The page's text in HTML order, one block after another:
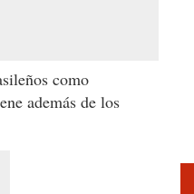
como
además de los